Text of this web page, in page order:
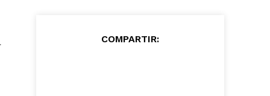
COMPARTIR: